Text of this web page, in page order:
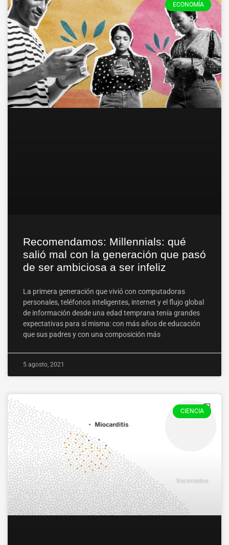
ECONOMÍA
Recomendamos: Millennials: qué
salió mal con la generación que pasó
de ser ambiciosa a ser infeliz
La primera generación que vivió con computadoras
personales, teléfonos inteligentes, internet y el flujo global
de información desde una edad temprana tenía grandes
expectativas para sí misma: con más años de educación
que sus padres y con una composición más
5 agosto, 2021
CIENCIA